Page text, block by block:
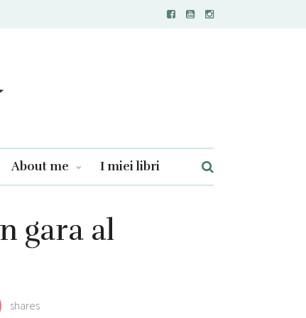
About me I miei libri
gara al
shares